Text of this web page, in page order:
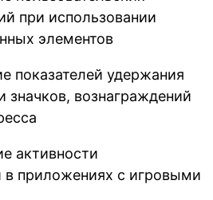
при использовании
элементов
показателей удержания
значков, вознаграждений
активности
в приложениях с игровыми